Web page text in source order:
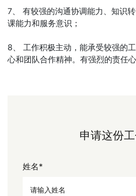
7、 有较强的沟通协调能力、知识
课能力和服务意识；
8、 工作积极主动，能承受较强的
心和团队合作精神。有强烈的责任
申请这份
姓名*